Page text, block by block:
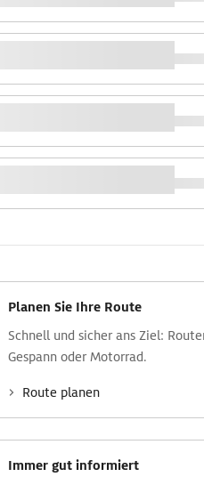
Planen Sie Ihre Route
Schnell und sicher ans Ziel:
Gespann oder Motorrad.
Route planen
Immer gut informiert